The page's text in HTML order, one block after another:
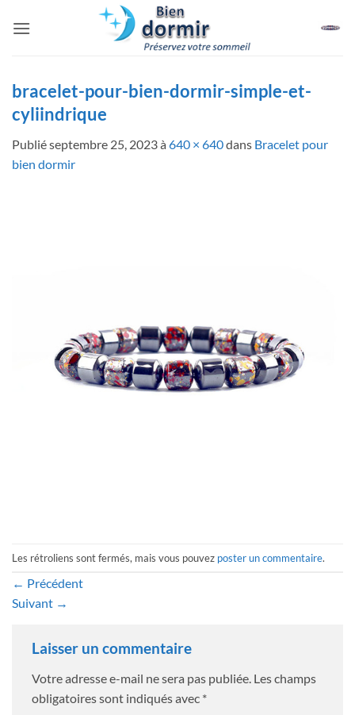
bracelet-pour-bien-dormir-simple-et-
cyliindrique
Publiéseptembre 25, 2023à 640 × 640dans Bracelet pour
bien dormir
Les rétroliens sont fermés, mais vous pouvez poster un commentaire.
← Précédent
Suivant →
Laisser un commentaire
Votre adresse e-mail ne sera pas publiée. Les champs
obligatoires sont indiqués avec *